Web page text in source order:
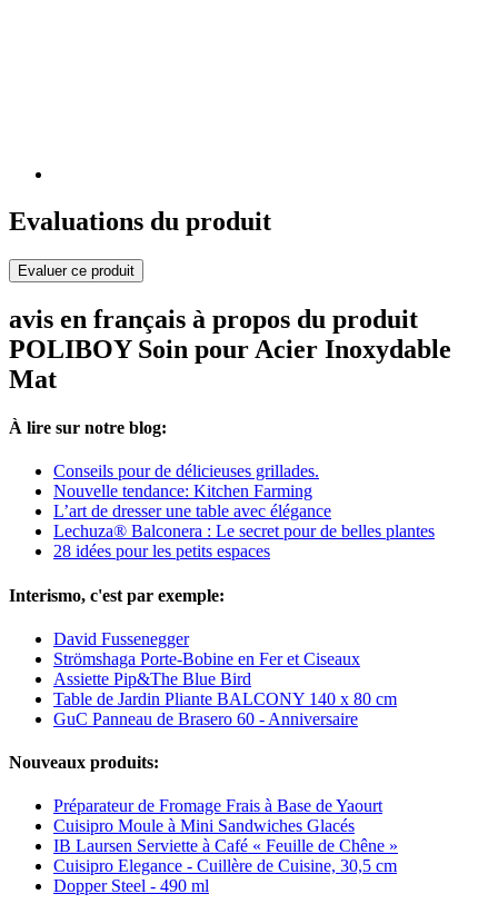
Evaluations du produit
Evaluer ce produit
avis en français à propos du produit
POLIBOY Soin pour Acier Inoxydable
Mat
À lire sur notre blog:
Conseils pour de délicieuses grillades.
Nouvelle tendance: Kitchen Farming
L’art de dresser une table avec élégance
Lechuza® Balconera : Le secret pour de belles plantes
28 idées pour les petits espaces
Interismo, c'est par exemple:
David Fussenegger
Strömshaga Porte-Bobine en Fer et Ciseaux
Assiette Pip&The Blue Bird
Table de Jardin Pliante BALCONY 140 x 80 cm
GuC Panneau de Brasero 60 - Anniversaire
Nouveaux produits:
Préparateur de Fromage Frais à Base de Yaourt
Cuisipro Moule à Mini Sandwiches Glacés
IB Laursen Serviette à Café « Feuille de Chêne »
Cuisipro Elegance - Cuillère de Cuisine, 30,5 cm
Dopper Steel - 490 ml